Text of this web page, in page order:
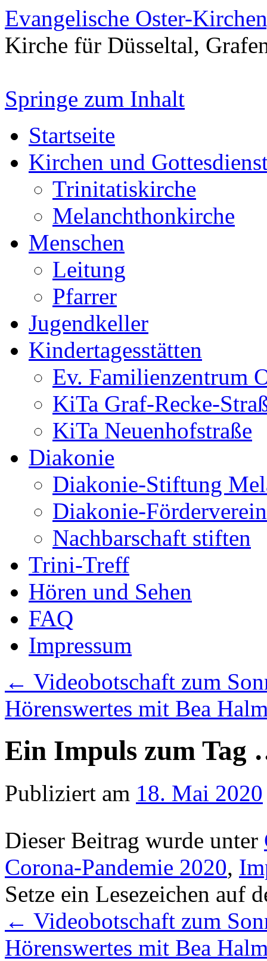
Evangelische Oster-
Kirche für Düsseltal,
Springe zum Inhalt
Startseite
Kirchen und
Trinitatiskirche
Melanchthonkirche
Menschen
Leitung
Pfarrer
Jugendkeller
Kindertagesstätten
Ev. Familienzentrum
KiTa Graf-Recke-
KiTa Neuenhofstraße
Diakonie
Diakonie-Stiftung
Diakonie-
Nachbarschaft stiften
Trini-Treff
Hören und Sehen
FAQ
Impressum
← Videobotschaft zum
Hörenswertes mit Bea
Ein Impuls zum Tag
Publiziert am 18. Mai 2020
Dieser Beitrag wurde unter
Corona-Pandemie 2020,
Setze ein Lesezeichen auf
← Videobotschaft zum
Hörenswertes mit Bea